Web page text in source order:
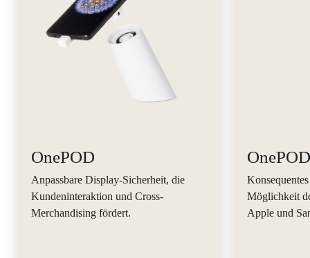
OnePOD
Anpassbare Display-Sicherheit, die
Kundeninteraktion und Cross-
Merchandising fördert.
Möglichkeit
Apple und